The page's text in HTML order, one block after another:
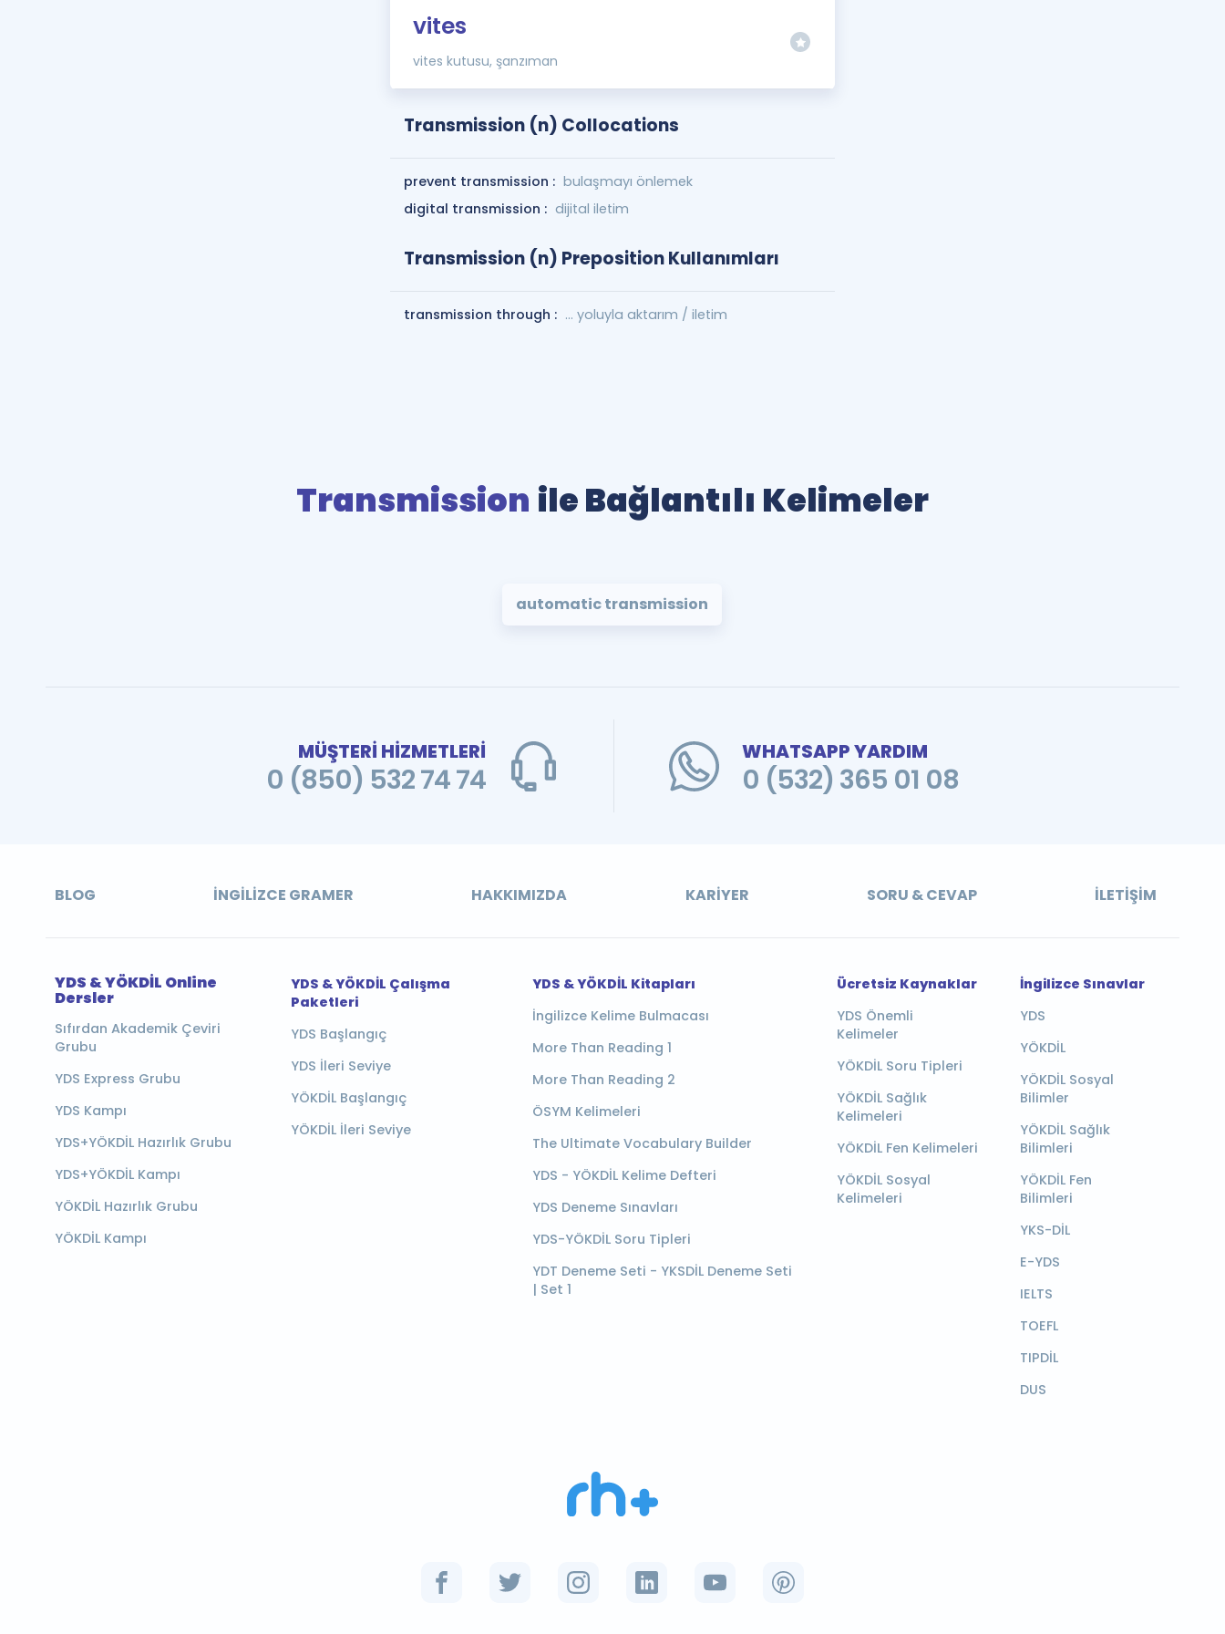
vites
vites kutusu, şanzıman
Transmission (n) Collocations
prevent transmission : bulaşmayı önlemek
digital transmission : dijital iletim
Transmission (n) Preposition Kullanımları
transmission through : ... yoluyla aktarım / iletim
Transmission ile Bağlantılı Kelimeler
automatic transmission
MÜŞTERİ HİZMETLERİ
0 (850) 532 74 74
WHATSAPP YARDIM
0 (532) 365 01 08
BLOG İNGILIZCE GRAMER HAKKIMIZDA KARIYER SORU & CEVAP İLETIŞIM
YDS & YÖKDİL Online
Dersler
Sıfırdan Akademik Çeviri
Grubu
YDS Express Grubu
YDS Kampı
YDS+YÖKDİL Hazırlık Grubu
YDS+YÖKDİL Kampı
YÖKDİL Hazırlık Grubu
YÖKDİL Kampı
YDS & YÖKDİL Çalışma
Paketleri
YDS Başlangıç
YDS İleri Seviye
YÖKDİL Başlangıç
YÖKDİL İleri Seviye
YDS & YÖKDİL Kitapları
İngilizce Kelime Bulmacası
More Than Reading 1
More Than Reading 2
ÖSYM Kelimeleri
The Ultimate Vocabulary Builder
YDS - YÖKDİL Kelime Defteri
YDS Deneme Sınavları
YDS-YÖKDİL Soru Tipleri
YDT Deneme Seti - YKSDİL Deneme Seti
| Set 1
Ücretsiz Kaynaklar
YDS Önemli
Kelimeler
YÖKDİL Soru Tipleri
YÖKDİL Sağlık
Kelimeleri
YÖKDİL Fen Kelimeleri
YÖKDİL Sosyal
Kelimeleri
İngilizce Sınavlar
YDS
YÖKDİL
YÖKDİL Sosyal
Bilimler
YÖKDİL Sağlık
Bilimleri
YÖKDİL Fen
Bilimleri
YKS-DİL
E-YDS
IELTS
TOEFL
TIPDİL
DUS